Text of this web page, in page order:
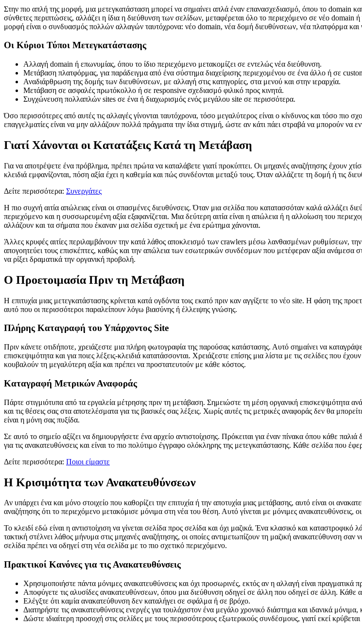
Στην πιο απλή της μορφή, μια μετεγκατάσταση μπορεί να σημαίνει απλά έναν επανασχεδιασμό, όπου το domain
σύνθετες περιπτώσεις, αλλάζει η ίδια η διεύθυνση των σελίδων, μεταφέρεται όλο το περιεχόμενο σε νέο
μορφή είναι ο συνδυασμός πολλών αλλαγών ταυτόχρονα: νέο domain, νέα δομή διευθύνσεων, νέα πλατφόρμα και
Οι Κύριοι Τύποι Μετεγκατάστασης
Αλλαγή domain ή επωνυμίας, όπου το ίδιο περιεχόμενο μετακομίζει σε εντελώς νέα διεύθυνση.
Μετάβαση πλατφόρμας, για παράδειγμα από ένα σύστημα διαχείρισης περιεχομένου σε ένα άλλο ή σε
Αναδιάρθρωση της δομής των διευθύνσεων, με αλλαγή στις κατηγορίες, στα μενού και στην ιεραρχία.
Μετάβαση σε ασφαλές πρωτόκολλο ή σε responsive σχεδιασμό φιλικό προς κινητά.
Συγχώνευση πολλαπλών sites σε ένα ή διαχωρισμός ενός μεγάλου site σε περισσότερα.
Όσο περισσότερες από αυτές τις αλλαγές γίνονται ταυτόχρονα, τόσο μεγαλύτερος είναι ο κίνδυνος και τόσο πιο
επαγγελματίες είναι να μην αλλάζουν πολλά πράγματα την ίδια στιγμή, ώστε αν κάτι πάει στραβά να μπορούν να
Γιατί Χάνονται οι Κατατάξεις Κατά τη Μετάβαση
Για να αποτρέψετε ένα πρόβλημα, πρέπει πρώτα να καταλάβετε γιατί προκύπτει. Οι μηχανές αναζήτησης έχουν
κλειδιά εμφανίζονται, πόση αξία έχει η καθεμία και πώς συνδέονται μεταξύ τους. Όταν αλλάζετε τη δομή ή τις
Δείτε περισσότερα: Συνεργάτες
Η πιο συχνή αιτία απώλειας είναι οι σπασμένες διευθύνσεις. Όταν μια σελίδα που κατατασσόταν καλά αλλάζει
περιεχόμενο και η συσσωρευμένη αξία εξαφανίζεται. Μια δεύτερη αιτία είναι η απώλεια ή η αλλοίωση του
αλλάζουν και τα σήματα που έκαναν μια σελίδα σχετική με ένα ερώτημα χάνονται.
Άλλες κρυφές αιτίες περιλαμβάνουν την κατά λάθος αποκλεισμό των crawlers μέσω λανθασμένων ρυθμίσεων,
απογοητεύει τους επισκέπτες, καθώς και την απώλεια των εσωτερικών συνδέσμων που μετέφεραν αξία
να ρίξει δραματικά την οργανική προβολή.
Ο Προετοιμασία Πριν τη Μετάβαση
Η επιτυχία μιας μετεγκατάστασης κρίνεται κατά ογδόντα τοις εκατό πριν καν αγγίξετε το νέο site. Η φάση της
αυτό που οι περισσότεροι παραλείπουν λόγω βιασύνης ή έλλειψης γνώσης.
Πλήρης Καταγραφή του Υπάρχοντος Site
Πριν κάνετε οτιδήποτε, χρειάζεστε μια πλήρη φωτογραφία της παρούσας κατάστασης. Αυτό σημαίνει να
επισκεψιμότητα και για ποιες λέξεις-κλειδιά κατατάσσονται. Χρειάζεστε επίσης μια λίστα με τις σελίδες που
κουβαλούν τη μεγαλύτερη αξία και πρέπει να προστατευτούν με κάθε κόστος.
Καταγραφή Μετρικών Αναφοράς
Πάρτε στιγμιότυπα από τα εργαλεία μέτρησης πριν τη μετάβαση. Σημειώστε τη μέση οργανική επισκεψιμότητα
και τις θέσεις σας στα αποτελέσματα για τις βασικές σας λέξεις. Χωρίς αυτές τις μετρικές αναφοράς δεν θα
είναι η μόνη σας πυξίδα.
Σε αυτό το σημείο αξίζει να δημιουργήσετε ένα αρχείο αντιστοίχισης. Πρόκειται για έναν πίνακα όπου κάθε
για τις ανακατευθύνσεις και είναι το πιο πολύτιμο έγγραφο ολόκληρης της μετεγκατάστασης. Κάθε σελίδα που
Δείτε περισσότερα: Ποιοι είμαστε
Η Κρισιμότητα των Ανακατευθύνσεων
Αν υπάρχει ένα και μόνο στοιχείο που καθορίζει την επιτυχία ή την αποτυχία μιας μετάβασης, αυτό είναι οι
αναζήτησης ότι το περιεχόμενο μετακόμισε μόνιμα στη νέα του θέση. Αυτό γίνεται με μόνιμες
Το κλειδί εδώ είναι η αντιστοίχιση να γίνεται σελίδα προς σελίδα και όχι μαζικά. Ένα κλασικό και
τακτική στέλνει λάθος μήνυμα στις μηχανές αναζήτησης, οι οποίες αντιμετωπίζουν τη μαζική ανακατεύθυνση
σελίδα πρέπει να οδηγεί στη νέα σελίδα με το πιο σχετικό περιεχόμενο.
Πρακτικοί Κανόνες για τις Ανακατευθύνσεις
Χρησιμοποιήστε πάντα μόνιμες ανακατευθύνσεις και όχι προσωρινές, εκτός αν η αλλαγή είναι πραγματικά
Αποφύγετε τις αλυσίδες ανακατευθύνσεων, όπου μια διεύθυνση οδηγεί σε άλλη που οδηγεί σε άλλη. Κάθε
Ελέγξτε ότι καμία ανακατεύθυνση δεν καταλήγει σε σφάλμα ή σε βρόχο.
Διατηρήστε τις ανακατευθύνσεις ενεργές για τουλάχιστον ένα μεγάλο χρονικό διάστημα και ιδανικά
Δώστε ιδιαίτερη προσοχή στις σελίδες με τους περισσότερους εξωτερικούς συνδέσμους, γιατί εκεί